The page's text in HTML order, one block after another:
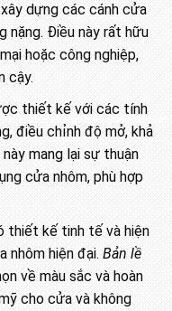
dựng các cánh cửa
nặng. Điều này rất hữu
hoặc công nghiệp,
cậy.
thiết kế với các tính
điều chỉnh độ mở, khả
mang lại sự thuận
cửa nhôm, phù hợp
thiết kế tinh tế và hiện
nhôm hiện đại. Bản lề
về màu sắc và hoàn
cho cửa và không